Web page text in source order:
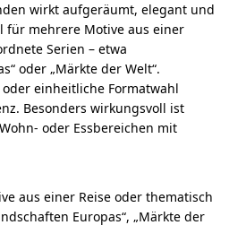
wirkt aufgeräumt, elegant und
für mehrere Motive aus einer
Serien – etwa
oder „Märkte der Welt“.
einheitliche Formatwahl
Besonders wirkungsvoll ist
oder Essbereichen mit
aus einer Reise oder thematisch
Europas“, „Märkte der